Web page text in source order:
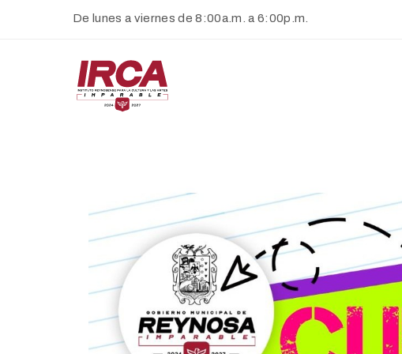
De lunes a viernes de 8:00a.m. a 6:00p.m.
De lunes a viernes de 8:00a.m. a 6:00p.m.